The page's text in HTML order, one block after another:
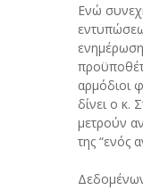
Ενώ
αρμόδιοι
δίνει ο κ.
μετρούν
της “ενός